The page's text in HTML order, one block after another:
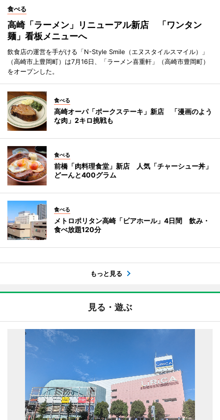
食べる
高崎「ラーメン」リニューアル新店 「ワンタン
麺」看板メニューへ
飲食店の運営を手がける「N-Style Smile（エヌスタイルスマイル）」
（高崎市上豊岡町）は7月16日、「ラーメン喜重軒」（高崎市豊岡町）
をオープンした。
食べる
高崎オーパ「ポークステーキ」新店 「漫画のよう
な肉」2キロ挑戦も
食べる
前橋「肉料理食堂」新店 人気「チャーシュー丼」
どーんと400グラム
食べる
メトロポリタン高崎「ビアホール」4日間 飲み・
食べ放題120分
もっと見る
見る・遊ぶ